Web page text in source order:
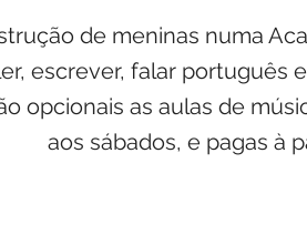
de meninas numa
escrever, falar português
opcionais as aulas de
aos sábados, e pagas à